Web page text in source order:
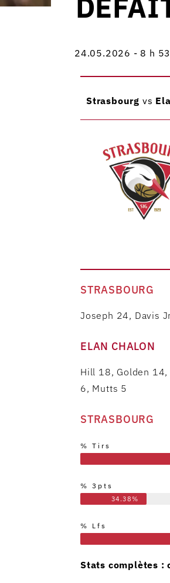
24.05.2026 - 8 h 53
Strasbourg vs
STRASBOURG
Joseph 24, Davis
ELAN CHALON
Hill 18, Golden 14,
6, Mutts 5
STRASBOURG
% Tirs
% 3pts
34.38%
% Lfs
Stats complètes :